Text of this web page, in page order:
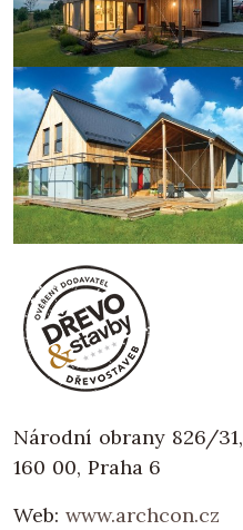
Národní obrany 826/31,
160 00, Praha 6
Web: www.archcon.cz